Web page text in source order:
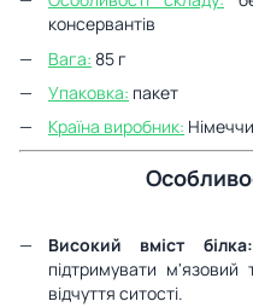
консервантів
Вага: 85 г
Упаковка: пакет
Країна виробник:
Високий вміст білка:
підтримувати
відчуття ситості.